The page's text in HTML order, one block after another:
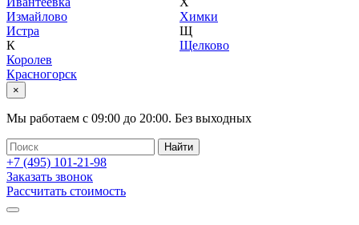
Измайлово
Истра
К
Королев
Красногорск
Химки
Щ
Щелково
×
Мы работаем с 09:00 до 20:00. Без выходных
+7 (495) 101-21-98
Заказать звонок
Рассчитать стоимость